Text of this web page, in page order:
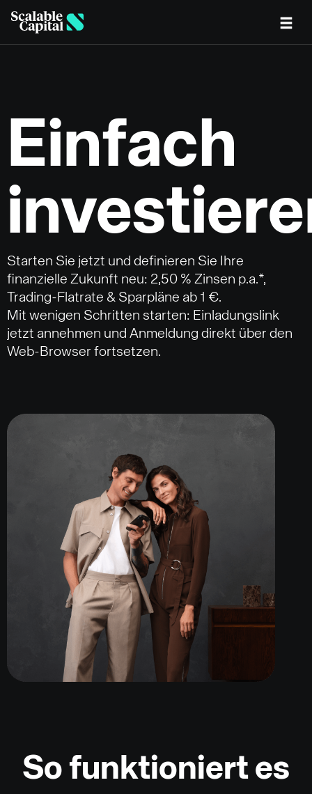
Einfach
Starten Sie jetzt und definieren Sie Ihre
finanzielle Zukunft neu: 2,50 % Zinsen p.a.*,
Trading-Flatrate & Sparpläne ab 1 €.
Mit wenigen Schritten starten: Einladungslink
jetzt annehmen und Anmeldung direkt über den
Web-Browser fortsetzen.
So funktioniert es